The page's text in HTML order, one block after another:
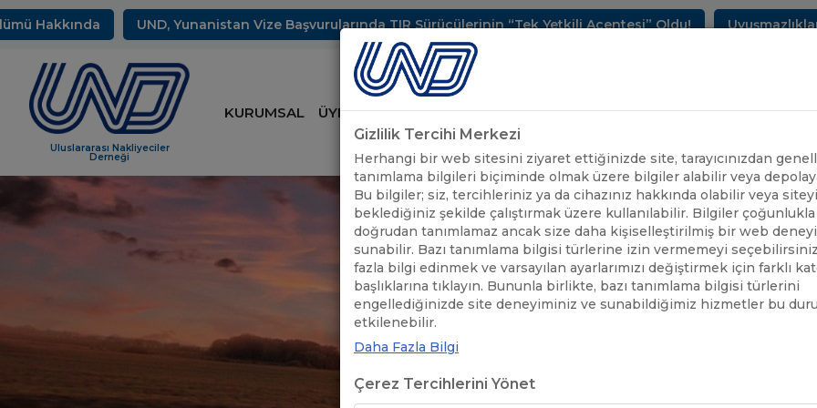
UND, Yunanistan Vize Başvurularında TIR Sürücülerinin “Tek Yetkili Acentesi” Oldu! Uyuşmazlıkların
Uluslararası Nakliyeciler
Derneği
KURUMSAL ÜYELİK HİZMETLERİMİZ SEKTÖREL BİLGİLER UND YAYINLARI
Gizlilik Tercihi Merkezi
Herhangi bir web sitesini ziyaret ettiğinizde site, tarayıcınızdan
tanımlama bilgileri biçiminde olmak üzere bilgiler alabilir veya
Bu bilgiler; siz, tercihleriniz ya da cihazınız hakkında olabilir veya siteyi
beklediğiniz şekilde çalıştırmak üzere kullanılabilir. Bilgiler
doğrudan tanımlamaz ancak size daha kişiselleştirilmiş bir web
sunabilir. Bazı tanımlama bilgisi türlerine izin vermemeyi
fazla bilgi edinmek ve varsayılan ayarlarımızı değiştirmek için farklı
başlıklarına tıklayın. Bununla birlikte, bazı tanımlama bilgisi türlerini
engellediğinizde site deneyiminiz ve sunabildiğimiz hizmetler bu
etkilenebilir.
Daha Fazla Bilgi
Çerez Tercihlerini Yönet